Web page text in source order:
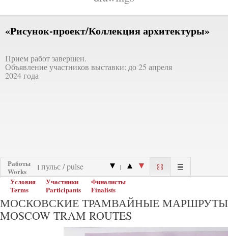
«Рисунок-проект/Коллекция архитектуры»
Прием работ завершен.
Объявление участников выставки: до 25 апреля
2024 года
Работы
Works
| |
Условия
Terms
Участники
Participants
Финалисты
Finalists
МОСКОВСКИЕ ТРАМВАЙНЫЕ МАРШРУТЫ
MOSCOW TRAM ROUTES